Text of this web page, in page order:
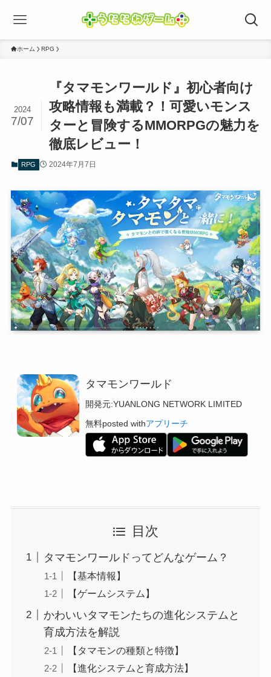
ホーム RPG
『タマモンワールド』初心者向け
攻略情報も満載？！可愛いモンス
ターと冒険するMMORPGの魅力を
徹底レビュー！
2024
7/07
RPG 2024年7月7日
タマモンワールド
開発元:YUANLONG NETWORK LIMITED
無料posted withアプリーチ
目次
タマモンワールドってどんなゲーム？
【基本情報】
【ゲームシステム】
かわいいタマモンたちの進化システムと
育成方法を解説
【タマモンの種類と特徴】
【進化システムと育成方法】